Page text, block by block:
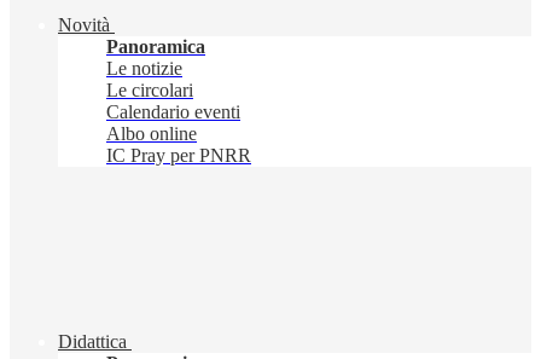
Novità
Panoramica
Le notizie
Le circolari
Calendario eventi
Albo online
IC Pray per PNRR
Didattica